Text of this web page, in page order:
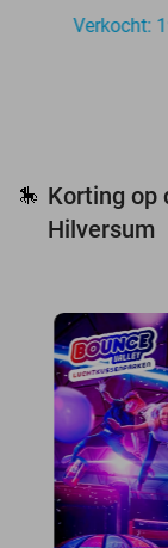
Verkocht:
🎠 Korting op
Hilversum